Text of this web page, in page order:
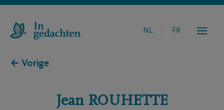
NL FR
← Vorige
Jean ROUHETTE